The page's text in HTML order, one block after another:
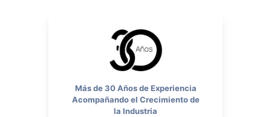
Más de 30 Años de Experiencia
Acompañando el Crecimiento de
la Industria